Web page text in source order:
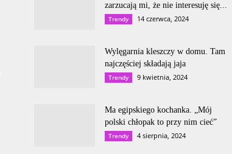
zarzucają mi, że nie interesuję się...
Trendy 14 czerwca, 2024
Wylęgarnia kleszczy w domu. Tam
najczęściej składają jaja
Trendy 9 kwietnia, 2024
Ma egipskiego kochanka. „Mój
polski chłopak to przy nim cieć”
Trendy 4 sierpnia, 2024